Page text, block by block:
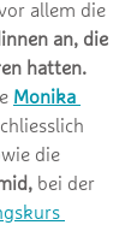
allem die
an, die
hatten.
Monika
die
bei der